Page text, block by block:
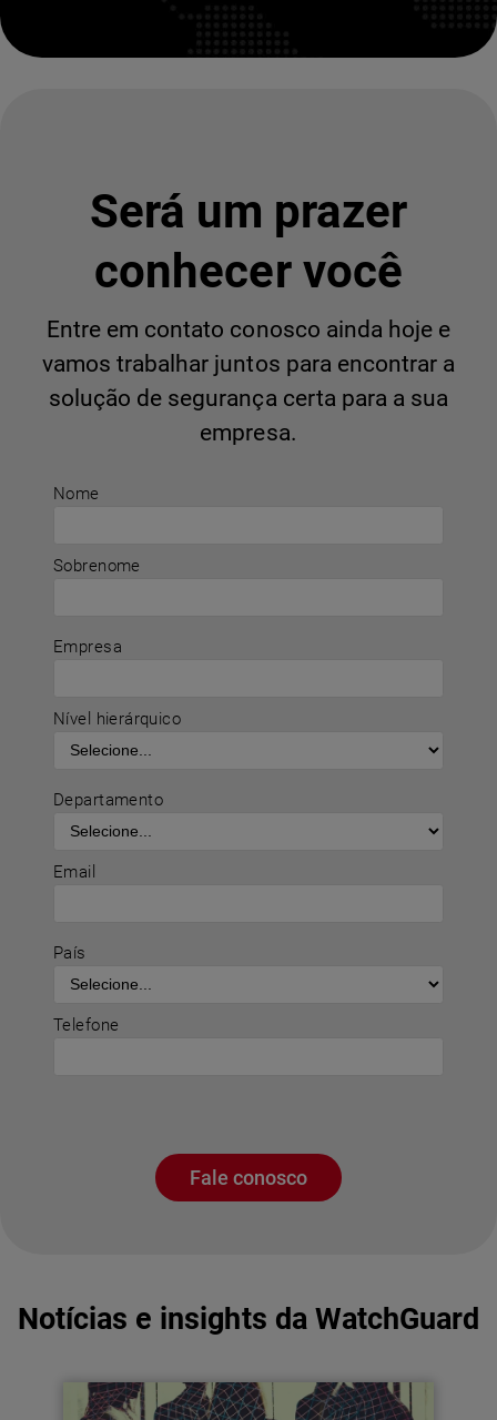
Nome
Sobrenome
Empresa
Nível hierárquico
Departamento
Email
País
Telefone
Fale conosco
Será um prazer
conhecer você
Entre em contato conosco ainda hoje e
vamos trabalhar juntos para encontrar a
solução de segurança certa para a sua
empresa.
Notícias e insights da WatchGuard